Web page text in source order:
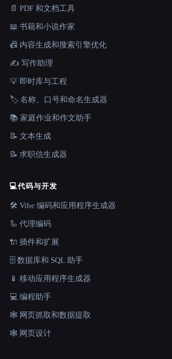
📄 PDF 和文档工具
📖 书籍和小说作家
📠 内容生成和搜索引擎优化
✍️ 写作助理
💡 即时库与工程
🏷️ 名称、口号和命名生成器
📚 家庭作业和作文助手
📝 文本生成
📝 求职信生成器
💻代码与开发
🛠️ Vibe 编码和应用程序生成器
🦾 代理编码
🔌 插件和扩展
🗄️ 数据库和 SQL 助手
📱 移动应用程序生成器
💻 编程助手
🕸️ 网页抓取和数据提取
🕸 网页设计